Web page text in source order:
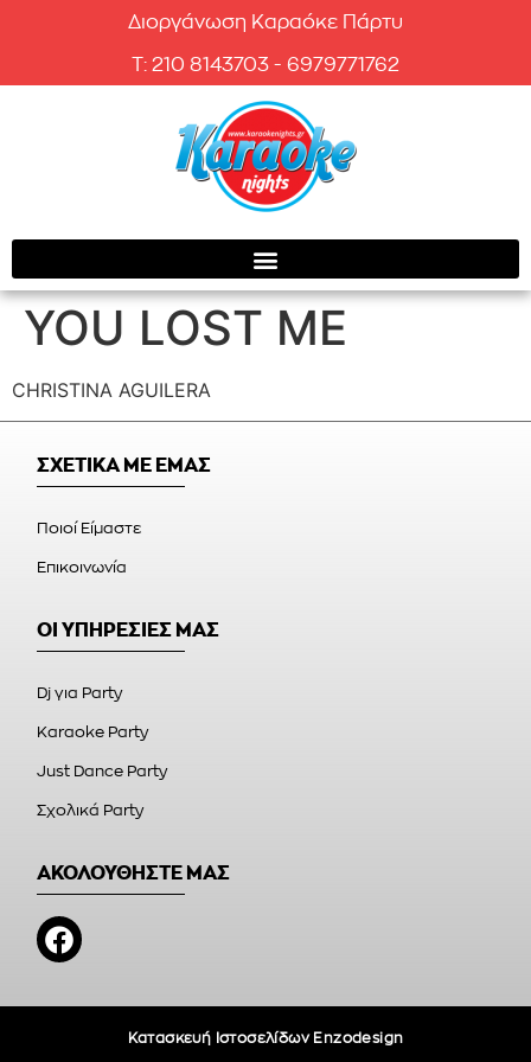
Διοργάνωση Καραόκε Πάρτυ
T: 210 8143703 - 6979771762
YOU LOST ME
CHRISTINA AGUILERA
ΣΧΕΤΙΚΑ ΜΕ ΕΜΑΣ
Ποιοί Είμαστε
Επικοινωνία
ΟΙ ΥΠΗΡΕΣΙΕΣ ΜΑΣ
Dj για Party
Karaoke Party
Just Dance Party
Σχολικά Party
ΑΚΟΛΟΥΘΗΣΤΕ ΜΑΣ
Κατασκευή Ιστοσελίδων Enzodesign